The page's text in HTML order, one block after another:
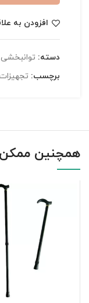
افزودن به
دسته: توانبخشی
برچسب:
همچنین